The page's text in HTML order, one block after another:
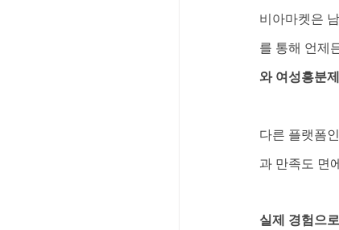
비아마켓은
를 통해 언제
와 여성흥분제
다른 플랫폼인
과 만족도 면
실제 경험으